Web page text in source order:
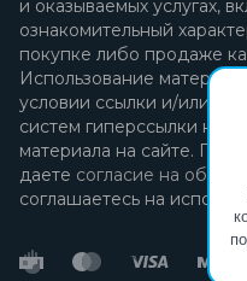
и оказываемых услугах,
ознакомительный
покупке либо продаже
Использование
условии ссылки и/или
систем гиперссылки на
материала на сайте.
даете согласие на
соглашаетесь на